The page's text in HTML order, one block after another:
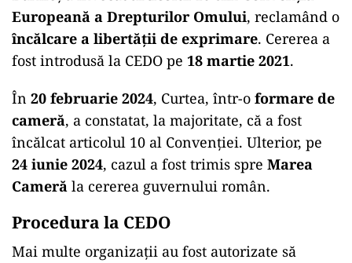
Europeană a Drepturilor Omului, reclamând o
încălcare a libertății de exprimare. Cererea a
fost introdusă la CEDO pe 18 martie 2021.
În 20 februarie 2024, Curtea, într-o formare de
cameră, a constatat, la majoritate, că a fost
încălcat articolul 10 al Convenției. Ulterior, pe
24 iunie 2024, cazul a fost trimis spre Marea
Cameră la cererea guvernului român.
Procedura la CEDO
Mai multe organizații au fost autorizate să